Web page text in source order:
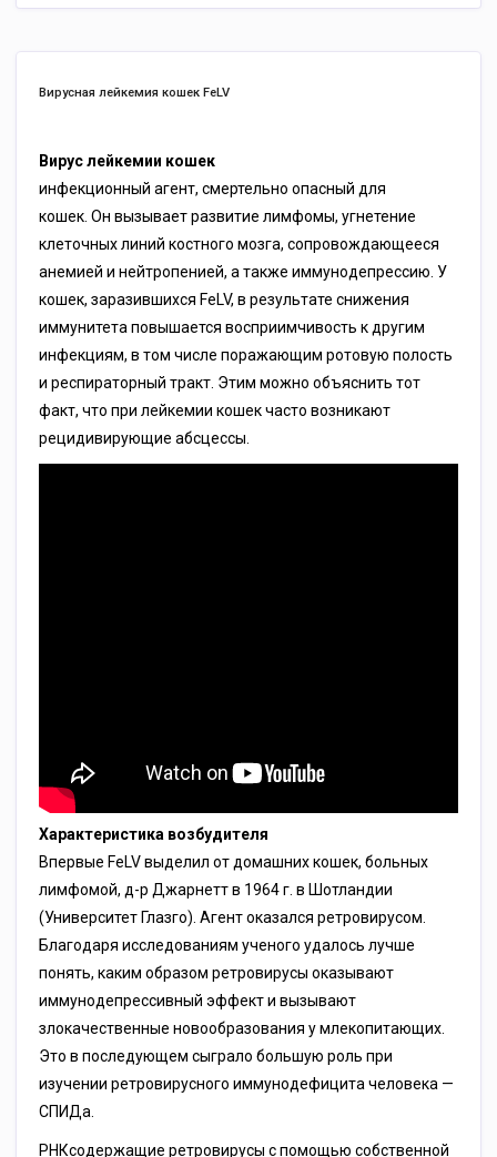
Вирусная лейкемия кошек FeLV
Вирус лейкемии кошек
инфекционный агент, смертельно опасный для
кошек. Он вызывает развитие лимфомы, угнетение
клеточных линий костного мозга, сопровождающееся
анемией и нейтропенией, а также иммунодепрессию. У
кошек, заразившихся FеLV, в результате снижения
иммунитета повышается восприимчивость к другим
инфекциям, в том числе поражающим ротовую полость
и респираторный тракт. Этим можно объяснить тот
факт, что при лейкемии кошек часто возникают
рецидивирующие абсцессы.
Характеристика возбудителя
Впервые FеLV выделил от домашних кошек, больных
лимфомой, д-р Джарнетт в 1964 г. в Шотландии
(Университет Глазго). Агент оказался ретровирусом.
Благодаря исследованиям ученого удалось лучше
понять, каким образом ретровирусы оказывают
иммунодепрессивный эффект и вызывают
злокачественные новообразования у млекопитающих.
Это в последующем сыграло большую роль при
изучении ретровирусного иммунодефицита человека —
СПИДа.
РНКсодержащие ретровирусы с помощью собственной